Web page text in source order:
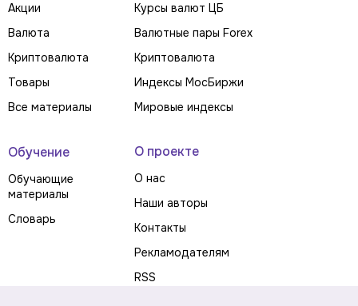
Акции
Валюта
Криптовалюта
Товары
Все материалы
Курсы валют ЦБ
Валютные пары Forex
Криптовалюта
Индексы МосБиржи
Мировые индексы
Обучение
Обучающие
материалы
Словарь
О проекте
О нас
Наши авторы
Контакты
Рекламодателям
RSS